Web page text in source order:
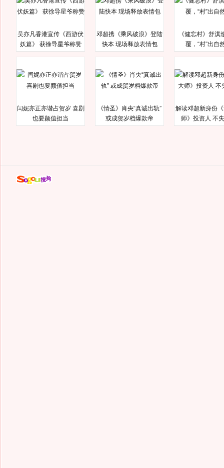
吴亦凡香港宣传《西游伏
妖篇》 获徐导星爷称赞
邓超携《乘风破浪》登陆
快本 现场释放表情包
《健忘村》舒淇
覆，“村”出自
闫妮亦正亦谐占贺岁 喜剧
也要颜值担当
《情圣》肖央“真诚出轨”
或成贺岁档爆款帝
解读邓超新身份
师》投资人 不